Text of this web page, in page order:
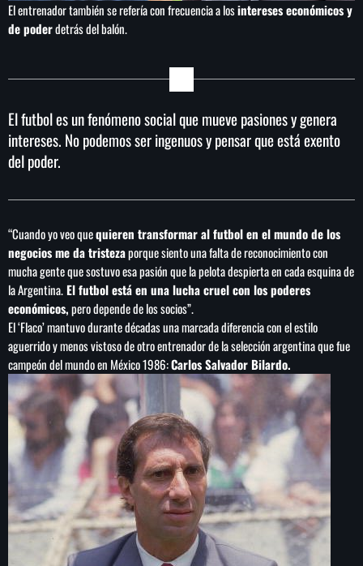
El entrenador también se refería con frecuencia a losintereses económicos y
de poderdetrás del balón.
El futbol es un fenómeno social que mueve pasiones y genera
intereses. No podemos ser ingenuos y pensar que está exento
del poder.
“Cuando yo veo quequieren transformar al futbol en el mundo de los
negocios me da tristezaporque siento una falta de reconocimiento con
mucha gente que sostuvo esa pasión que la pelota despierta en cada esquina de
la Argentina. El futbol está en una lucha cruel con los poderes
económicos,pero depende de los socios”.
El ‘Flaco’ mantuvo durante décadas una marcada diferencia con el estilo
aguerrido y menos vistoso de otro entrenador de la selección argentina que fue
campeón del mundo en México 1986:Carlos Salvador Bilardo.